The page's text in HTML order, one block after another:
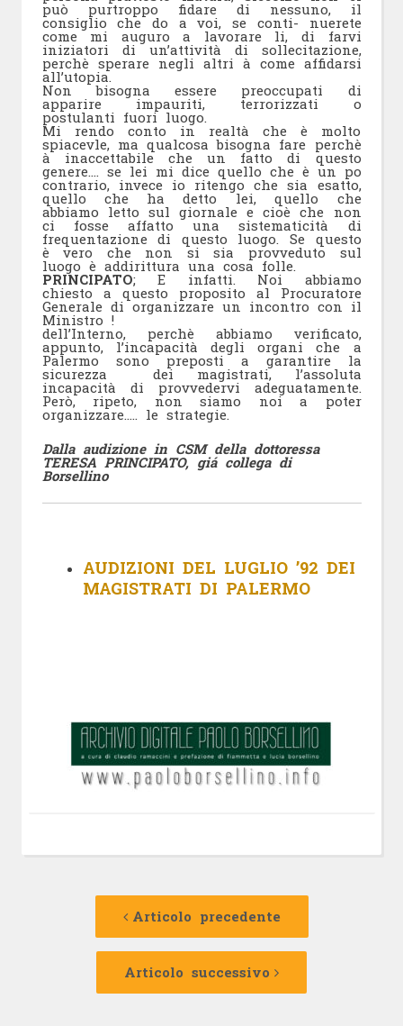
può purtroppo fidare di nessuno, il
consiglio che do a voi, se conti- nuerete
come mi auguro a lavorare li, di farvi
iniziatori di un’attività di sollecitazione,
perchè sperare negli altri à come affidarsi
all’utopia.
Non bisogna essere preoccupati di
apparire impauriti, terrorizzati o
postulanti fuori luogo.
Mi rendo conto in realtà che è molto
spiacevle, ma qualcosa bisogna fare perchè
à inaccettabile che un fatto di questo
genere…. se lei mi dice quello che è un po
contrario, invece io ritengo che sia esatto,
quello che ha detto lei, quello che
abbiamo letto sul giornale e cioè che non
ci fosse affatto una sistematicità di
frequentazione di questo luogo. Se questo
è vero che non si sia provveduto sul
luogo è addirittura una cosa folle.
PRINCIPATO; E infatti. Noi abbiamo
chiesto a questo proposito al Procuratore
Generale di organizzare un incontro con il
Ministro !
dell’Interno, perchè abbiamo verificato,
appunto, l’incapacità degli organi che a
Palermo sono preposti a garantire la
sicurezza dei magistrati, l’assoluta
incapacità di provvedervi adeguatamente.
Però, ripeto, non siamo noi a poter
organizzare….. le strategie.
Dalla audizione in CSM della dottoressa
TERESA PRINCIPATO, giá collega di
Borsellino
AUDIZIONI DEL LUGLIO ’92 DEI
MAGISTRATI DI PALERMO
Navigazione
Articolo precedente
Articolo
Articolo successivo
Articolo